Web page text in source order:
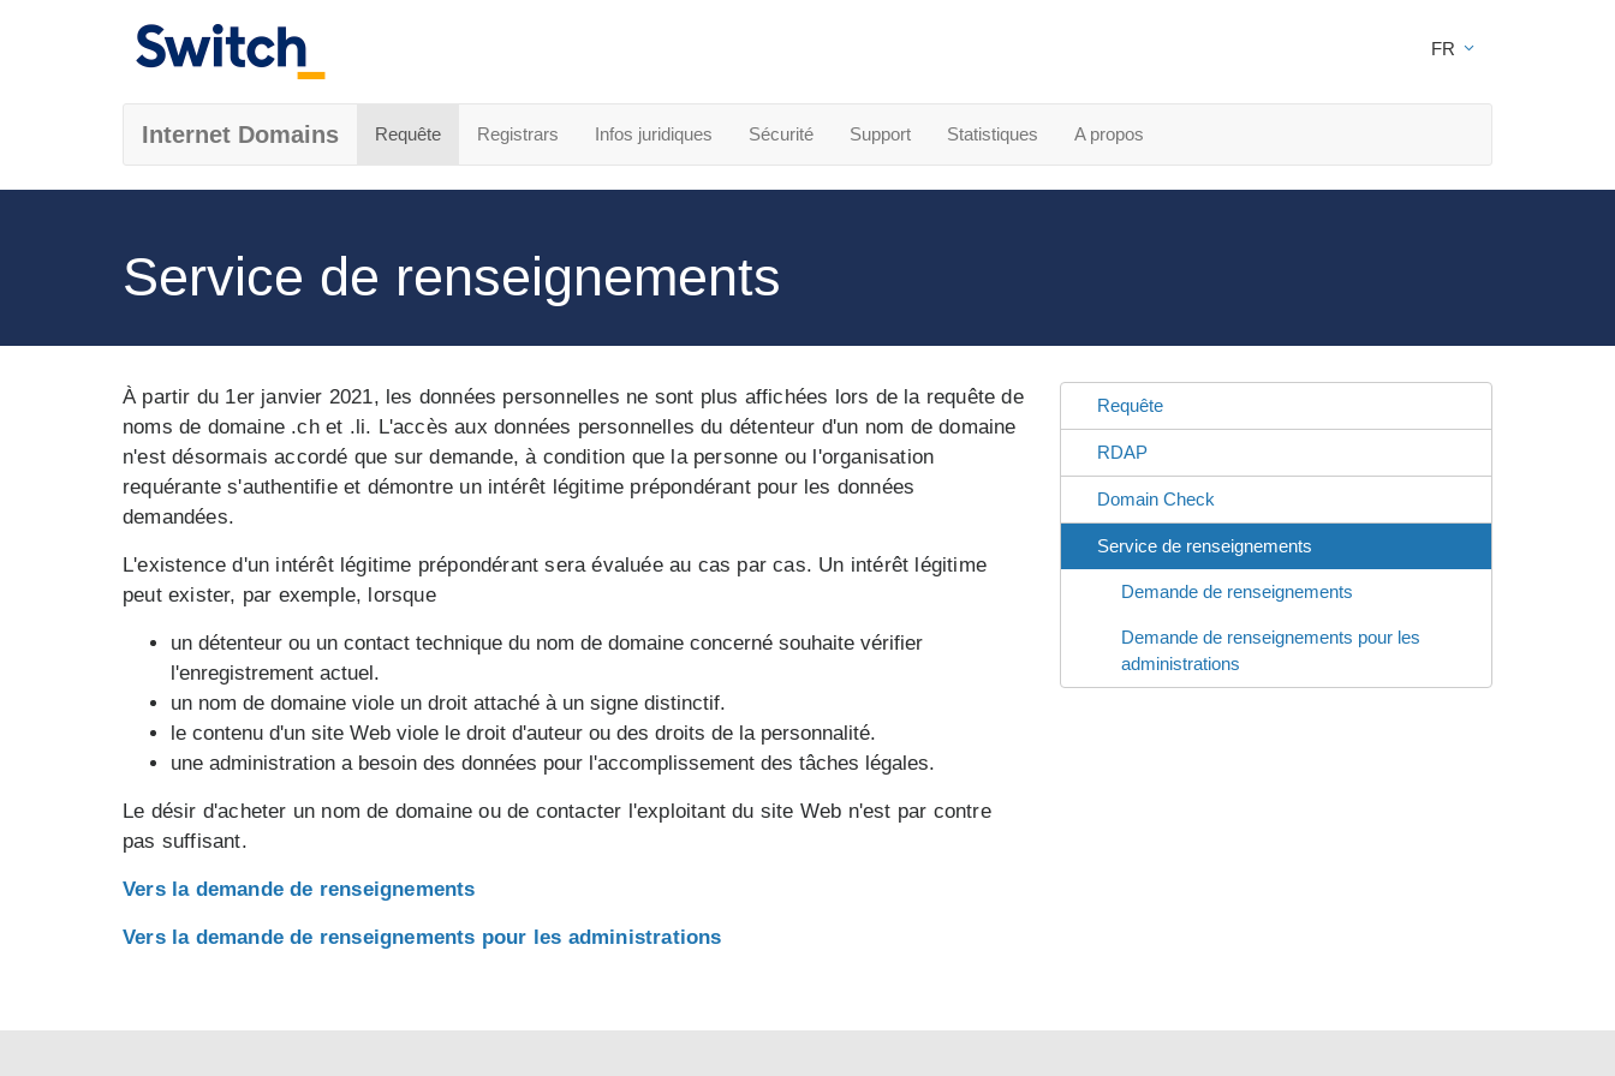
FR
Internet Domains Requête Registrars Infos juridiques Sécurité Support Statistiques A propos
Service de renseignements
À partir du 1er janvier 2021, les données personnelles ne sont plus affichées lors de la requête de
noms de domaine .ch et .li. L'accès aux données personnelles du détenteur d'un nom de domaine
n'est désormais accordé que sur demande, à condition que la personne ou l'organisation
requérante s'authentifie et démontre un intérêt légitime prépondérant pour les données
demandées.
L'existence d'un intérêt légitime prépondérant sera évaluée au cas par cas. Un intérêt légitime
peut exister, par exemple, lorsque
un détenteur ou un contact technique du nom de domaine concerné souhaite vérifier
l'enregistrement actuel.
un nom de domaine viole un droit attaché à un signe distinctif.
le contenu d'un site Web viole le droit d'auteur ou des droits de la personnalité.
une administration a besoin des données pour l'accomplissement des tâches légales.
Le désir d'acheter un nom de domaine ou de contacter l'exploitant du site Web n'est par contre
pas suffisant.
Vers la demande de renseignements
Vers la demande de renseignements pour les administrations
Requête
RDAP
Domain Check
Service de renseignements
Demande de renseignements
Demande de renseignements pour les
administrations